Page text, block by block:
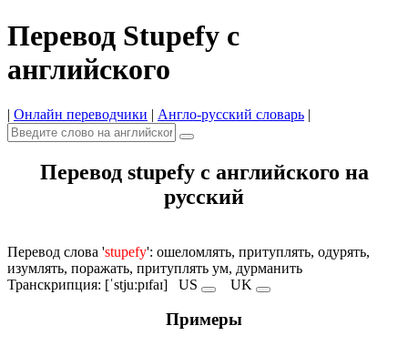
Перевод Stupefy с
английского
| Онлайн переводчики | Англо-русский словарь |
Перевод stupefy с английского на
русский
Перевод слова 'stupefy': ошеломлять, притуплять, одурять,
изумлять, поражать, притуплять ум, дурманить
Транскрипция: [ˈstjuːpɪfaɪ] US UK
Примеры